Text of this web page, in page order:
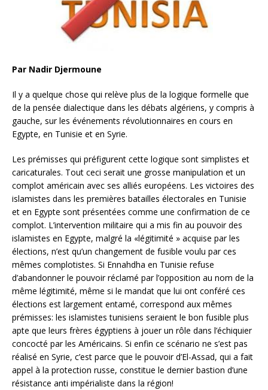
Par Nadir Djermoune
Il y a quelque chose qui relève plus de la logique formelle que
de la pensée dialectique dans les débats algériens, y compris à
gauche, sur les événements révolutionnaires en cours en
Egypte, en Tunisie et en Syrie.
Les prémisses qui préfigurent cette logique sont simplistes et
caricaturales. Tout ceci serait une grosse manipulation et un
complot américain avec ses alliés européens. Les victoires des
islamistes dans les premières batailles électorales en Tunisie
et en Egypte sont présentées comme une confirmation de ce
complot. L’intervention militaire qui a mis fin au pouvoir des
islamistes en Egypte, malgré la «légitimité » acquise par les
élections, n’est qu’un changement de fusible voulu par ces
mêmes complotistes. Si Ennahdha en Tunisie refuse
d’abandonner le pouvoir réclamé par l’opposition au nom de la
même légitimité, même si le mandat que lui ont conféré ces
élections est largement entamé, correspond aux mêmes
prémisses: les islamistes tunisiens seraient le bon fusible plus
apte que leurs frères égyptiens à jouer un rôle dans l’échiquier
concocté par les Américains. Si enfin ce scénario ne s’est pas
réalisé en Syrie, c’est parce que le pouvoir d’El-Assad, qui a fait
appel à la protection russe, constitue le dernier bastion d’une
résistance anti impérialiste dans la région!